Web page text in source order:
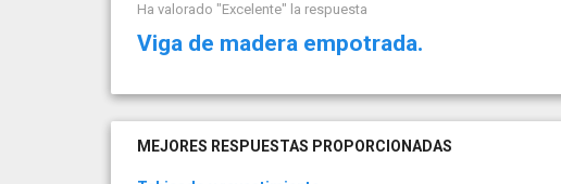
Ha valorado "Excelente" la respuesta
Viga de madera empotrada.
MEJORES RESPUESTAS PROPORCIONADAS